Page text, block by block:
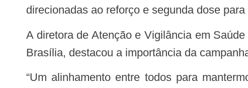
direcionadas ao reforço e segunda dose
A diretora de Atenção e Vigilância em Saúde da Sesa, Maria Goretti David Lopes, que representou o Paraná no lançamento em
Brasília, destacou a importância da
“Um alinhamento entre todos para mantermos os históricos e altos índices de vacinação, especialmente porque as pessoas